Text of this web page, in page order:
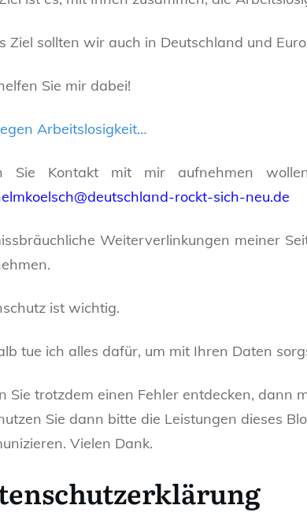
Ziel sollten wir auch in Deutschland und
Sie mir dabei!
Arbeitslosigkeit…
Sie Kontakt mit mir aufnehmen
rockt-sich-neu.de
Weiterverlinkungen meiner
ist wichtig.
tue ich alles dafür, um mit Ihren Daten
Sie trotzdem einen Fehler entdecken, dann
Sie dann bitte die Leistungen dieses
Vielen Dank.